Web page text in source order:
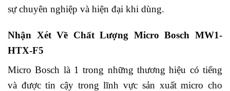
sự chuyên nghiệp và hiện đại khi dùng.
Nhận Xét Về Chất Lượng Micro Bosch MW1-
HTX-F5
Micro Bosch là 1 trong những thương hiệu có tiếng
và được tin cậy trong lĩnh vực sản xuất micro cho